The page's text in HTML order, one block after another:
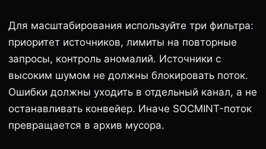
Для масштабирования используйте три фильтра:
приоритет источников, лимиты на повторные
запросы, контроль аномалий. Источники с
высоким шумом не должны блокировать поток.
Ошибки должны уходить в отдельный канал, а не
останавливать конвейер. Иначе SOCMINT-поток
превращается в архив мусора.